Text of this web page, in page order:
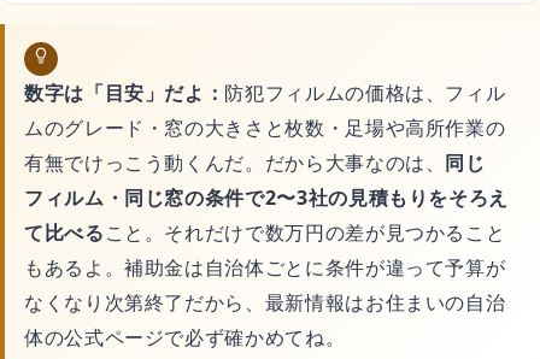
サイトマップ
数字は「目安」だよ： 防犯フィルムの価格は、フィル
ムのグレード・窓の大きさと枚数・足場や高所作業の
有無でけっこう動くんだ。だから大事なのは、 同じ
フィルム・同じ窓の条件で2〜3社の見積もりをそろえ
て比べること。それだけで数万円の差が見つかること
もあるよ。補助金は自治体ごとに条件が違って予算が
なくなり次第終了だから、最新情報はお住まいの自治
体の公式ページで必ず確かめてね。